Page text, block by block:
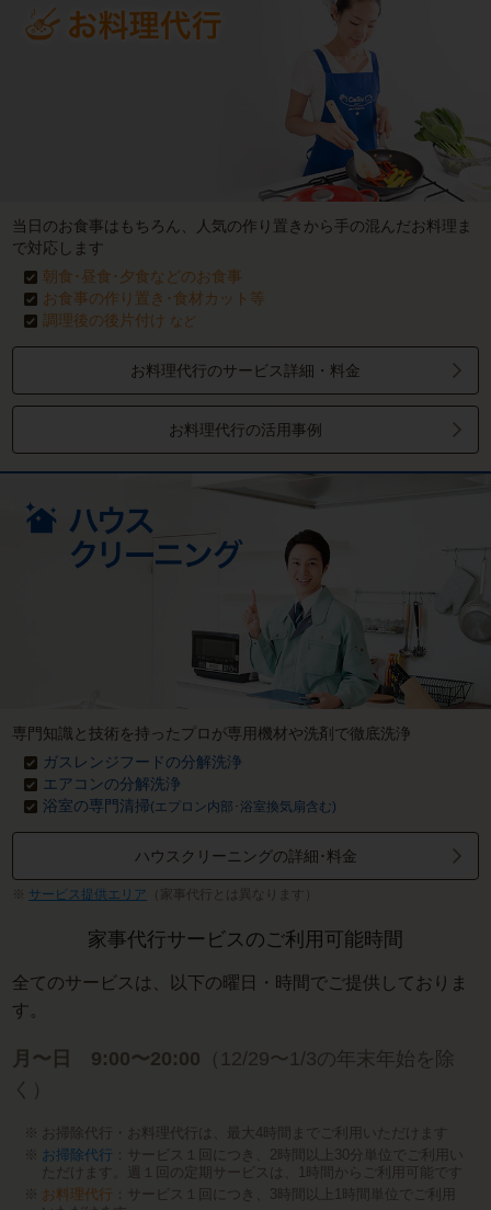
当日のお食事はもちろん、人気の作り置きから手の混んだお料理ま
で対応します
朝食･昼食･夕食などのお食事
お食事の作り置き･食材カット等
調理後の後片付け など
お料理代行のサービス詳細・料金
お料理代行の活用事例
専門知識と技術を持ったプロが専用機材や洗剤で徹底洗浄
ガスレンジフードの分解洗浄
エアコンの分解洗浄
浴室の専門清掃(エプロン内部･浴室換気扇含む)
ハウスクリーニングの詳細･料金
サービス提供エリア （家事代行とは異なります）
家事代行サービスのご利用可能時間
全てのサービスは、以下の曜日・時間でご提供しておりま
す。
月〜日 9:00〜20:00 （12/29〜1/3の年末年始を除
く）
お掃除代行・お料理代行は、最大4時間までご利用いただけます
お掃除代行 ：サービス１回につき、2時間以上30分単位でご利用い
ただけます。週１回の定期サービスは、1時間からご利用可能です
お料理代行 ：サービス１回につき、3時間以上1時間単位でご利用